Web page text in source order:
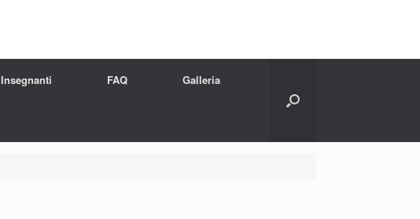
Insegnanti FAQ Galleria